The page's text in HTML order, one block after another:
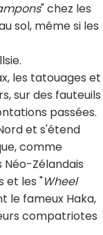
" chez les
sol, même si les
les tatouages et
sur des fauteuils
passées.
et s'étend
comme
Néo-Zélandais
et les "Wheel
le fameux Haka,
compatriotes